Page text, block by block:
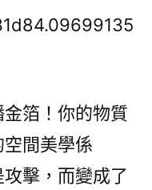
樓
掉
火
黑
煙
金箔！你的物質
間美學係
擊，而變成了